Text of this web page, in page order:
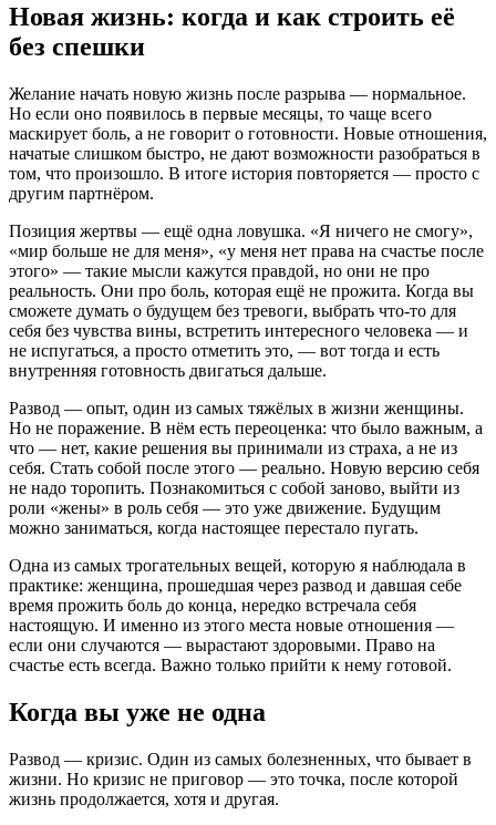
Новая жизнь: когда и как строить её
без спешки
Желание начать новую жизнь после разрыва — нормальное.
Но если оно появилось в первые месяцы, то чаще всего
маскирует боль, а не говорит о готовности. Новые отношения,
начатые слишком быстро, не дают возможности разобраться в
том, что произошло. В итоге история повторяется — просто с
другим партнёром.
Позиция жертвы — ещё одна ловушка. «Я ничего не смогу»,
«мир больше не для меня», «у меня нет права на счастье после
этого» — такие мысли кажутся правдой, но они не про
реальность. Они про боль, которая ещё не прожита. Когда вы
сможете думать о будущем без тревоги, выбрать что-то для
себя без чувства вины, встретить интересного человека — и
не испугаться, а просто отметить это, — вот тогда и есть
внутренняя готовность двигаться дальше.
Развод — опыт, один из самых тяжёлых в жизни женщины.
Но не поражение. В нём есть переоценка: что было важным, а
что — нет, какие решения вы принимали из страха, а не из
себя. Стать собой после этого — реально. Новую версию себя
не надо торопить. Познакомиться с собой заново, выйти из
роли «жены» в роль себя — это уже движение. Будущим
можно заниматься, когда настоящее перестало пугать.
Одна из самых трогательных вещей, которую я наблюдала в
практике: женщина, прошедшая через развод и давшая себе
время прожить боль до конца, нередко встречала себя
настоящую. И именно из этого места новые отношения —
если они случаются — вырастают здоровыми. Право на
счастье есть всегда. Важно только прийти к нему готовой.
Когда вы уже не одна
Развод — кризис. Один из самых болезненных, что бывает в
жизни. Но кризис не приговор — это точка, после которой
жизнь продолжается, хотя и другая.